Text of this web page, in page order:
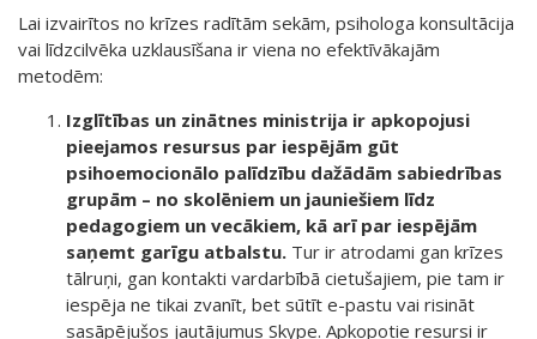
Lai izvairītos no krīzes radītām sekām, psihologa konsultācija
vai līdzcilvēka uzklausīšana ir viena no efektīvākajām
metodēm:
Izglītības un zinātnes ministrija ir apkopojusi
pieejamos resursus par iespējām gūt
psihoemocionālo palīdzību dažādām sabiedrības
grupām – no skolēniem un jauniešiem līdz
pedagogiem un vecākiem, kā arī par iespējām
saņemt garīgu atbalstu. Tur ir atrodami gan krīzes
tālruņi, gan kontakti vardarbībā cietušajiem, pie tam ir
iespēja ne tikai zvanīt, bet sūtīt e-pastu vai risināt
sasāpējušos jautājumus Skype. Apkopotie resursi ir